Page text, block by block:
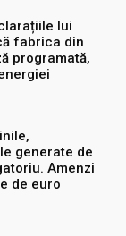
lui
fabrica din
programată,
generate de
Amenzi
de euro